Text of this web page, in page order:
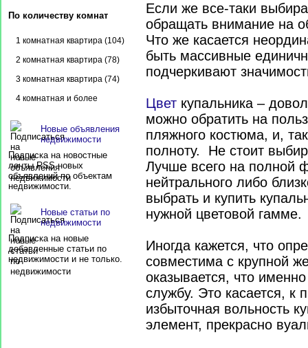
По количеству комнат
1 комнатная квартира (104)
2 комнатная квартира (78)
3 комнатная квартира (74)
4 комнатная и более
Новые объявления
недвижимости
Подписка на новостные
ленты RSS новых
объявлений по объектам
недвижимости.
Новые статьи по
недвижимости
Подписка на новые
добавленные статьи по
недвижимости и не только.
Если же все-таки
обращать внимание на
Что же касается
быть массивные
подчеркивают
Цвет купальника –
можно обратить на
пляжного костюма, и,
полноту. Не стоит
Лучше всего на полной
нейтрального либо
выбрать и купить
нужной цветовой гамме.
Иногда кажется, что
совместима с крупной
оказывается, что
службу. Это касается, к
избыточная вольность
элемент, прекрасно